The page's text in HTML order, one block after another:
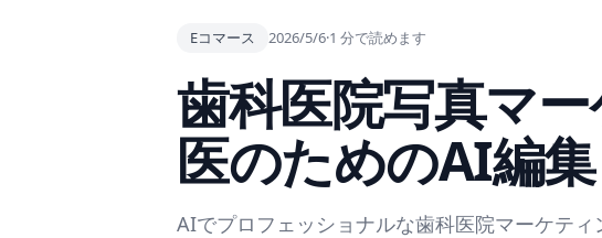
Eコマース 2026/5/6·1 分で読めます
歯科医院写真マ
医のためのAI編集
AIでプロフェッショナルな歯科医院マーケテ